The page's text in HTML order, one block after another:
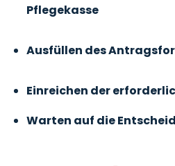
Pflegekasse
Ausfüllen des
Einreichen der
Warten auf die